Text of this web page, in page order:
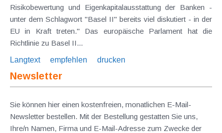
Risikobewertung und Eigenkapitalausstattung der Banken -
unter dem Schlagwort "Basel II" bereits viel diskutiert - in der
EU in Kraft treten." Das europäische Parlament hat die
Richtlinie zu Basel II...
Langtext
empfehlen drucken
Newsletter
Sie können hier einen kostenfreien, monatlichen E-Mail-
Newsletter bestellen. Mit der Bestellung gestatten Sie uns,
Ihre/n Namen, Firma und E-Mail-Adresse zum Zwecke der